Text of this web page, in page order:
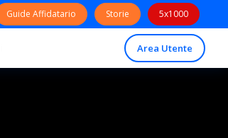
Guide Affidatario Storie 5x1000
Area Utente